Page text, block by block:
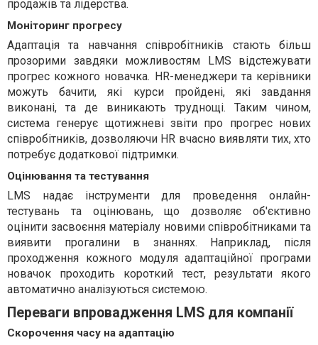
продажів та лідерства.
Моніторинг прогресу
Адаптація та навчання співробітників стають більш
прозорими завдяки можливостям LMS відстежувати
прогрес кожного новачка. HR-менеджери та керівники
можуть бачити, які курси пройдені, які завдання
виконані, та де виникають труднощі. Таким чином,
система генерує щотижневі звіти про прогрес нових
співробітників, дозволяючи HR вчасно виявляти тих, хто
потребує додаткової підтримки.
Оцінювання та тестування
LMS надає інструменти для проведення онлайн-
тестувань та оцінювань, що дозволяє об'єктивно
оцінити засвоєння матеріалу новими співробітниками та
виявити прогалини в знаннях. Наприклад, після
проходження кожного модуля адаптаційної програми
новачок проходить короткий тест, результати якого
автоматично аналізуються системою.
Переваги впровадження LMS для компанії
Скорочення часу на адаптацію